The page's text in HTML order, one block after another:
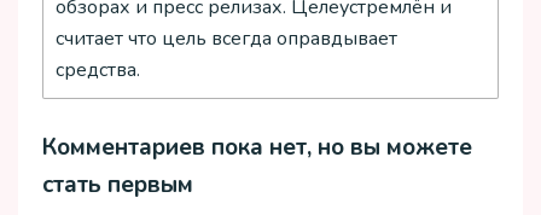
обзорах и пресс релизах. Целеустремлён и
считает что цель всегда оправдывает
средства.
Комментариев пока нет, но вы можете
стать первым